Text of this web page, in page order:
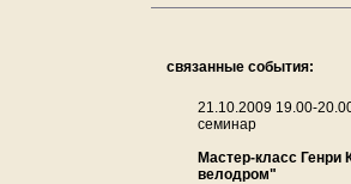
связанные события:
21.10.2009 19.00-
семинар
Мастер-класс Генри
велодром"